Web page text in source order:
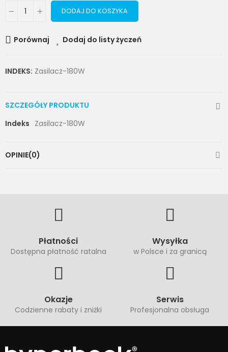
DODAJ DO KOSZYKA
Porównaj Dodaj do listy życzeń
INDEKS: Zasilacz-180W
SZCZEGÓŁY PRODUKTU
Indeks Zasilacz-180W
OPINIE(0)
Płatności
Dostępna płatność ratalna
Wysyłka
w Polsce i za granicą
Okazje
Codzienne rabaty i zniżki
Serwis
Profesjonalna obsługa